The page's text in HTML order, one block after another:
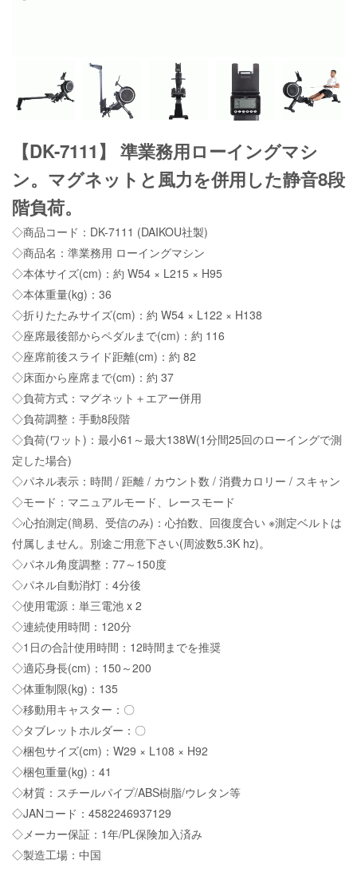
【DK-7111】 準業務用ローイングマシ
ン。マグネットと風力を併用した静音8段
階負荷。
◇商品コード：DK-7111 (DAIKOU社製)
◇商品名：準業務用 ローイングマシン
◇本体サイズ(cm)：約 W54 × L215 × H95
◇本体重量(kg)：36
◇折りたたみサイズ(cm)：約 W54 × L122 × H138
◇座席最後部からペダルまで(cm)：約 116
◇座席前後スライド距離(cm)：約 82
◇床面から座席まで(cm)：約 37
◇負荷方式：マグネット＋エアー併用
◇負荷調整：手動8段階
◇負荷(ワット)：最小61～最大138W(1分間25回のローイングで測
定した場合)
◇パネル表示：時間 / 距離 / カウント数 / 消費カロリー / スキャン
◇モード：マニュアルモード、レースモード
◇心拍測定(簡易、受信のみ)：心拍数、回復度合い ※測定ベルトは
付属しません。別途ご用意下さい(周波数5.3K hz)。
◇パネル角度調整：77～150度
◇パネル自動消灯：4分後
◇使用電源：単三電池 x 2
◇連続使用時間：120分
◇1日の合計使用時間：12時間までを推奨
◇適応身長(cm)：150～200
◇体重制限(kg)：135
◇移動用キャスター：〇
◇タブレットホルダー：〇
◇梱包サイズ(cm)：W29 × L108 × H92
◇梱包重量(kg)：41
◇材質：スチールパイプ/ABS樹脂/ウレタン等
◇JANコード：4582246937129
◇メーカー保証：1年/PL保険加入済み
◇製造工場：中国